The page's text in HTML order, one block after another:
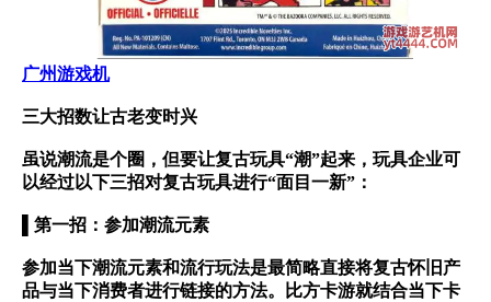
广州游戏机
三大招数让古老变时兴
虽说潮流是个圈，但要让复古玩具“潮”起来，玩具企业可
以经过以下三招对复古玩具进行“面目一新”：
▌第一招：参加潮流元素
参加当下潮流元素和流行玩法是最简略直接将复古怀旧产
品与当下消费者进行链接的方法。比方卡游就结合当下卡